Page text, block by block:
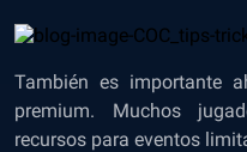
También es importante
premium. Muchos
recursos para eventos